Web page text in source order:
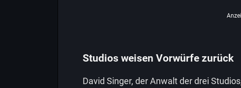
Studios weisen Vorwürfe zurück
David Singer, der Anwalt der drei